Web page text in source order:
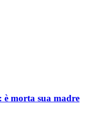
morta sua madre